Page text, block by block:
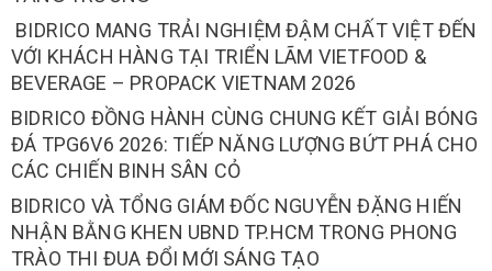
BIDRICO MANG TRẢI NGHIỆM ĐẬM CHẤT VIỆT ĐẾN
VỚI KHÁCH HÀNG TẠI TRIỂN LÃM VIETFOOD &
BEVERAGE – PROPACK VIETNAM 2026
BIDRICO ĐỒNG HÀNH CÙNG CHUNG KẾT GIẢI BÓNG
ĐÁ TPG6V6 2026: TIẾP NĂNG LƯỢNG BỨT PHÁ CHO
CÁC CHIẾN BINH SÂN CỎ
BIDRICO VÀ TỔNG GIÁM ĐỐC NGUYỄN ĐẶNG HIẾN
NHẬN BẰNG KHEN UBND TP.HCM TRONG PHONG
TRÀO THI ĐUA ĐỔI MỚI SÁNG TẠO